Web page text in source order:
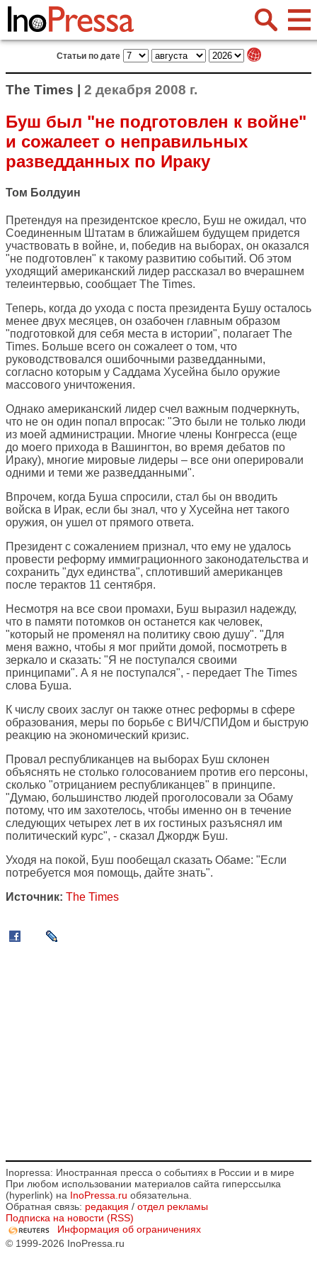
Статьи по дате
The Times | 2 декабря 2008 г.
Буш был "не подготовлен к войне"
и сожалеет о неправильных
разведданных по Ираку
Том Болдуин
Претендуя на президентское кресло, Буш не ожидал, что
Соединенным Штатам в ближайшем будущем придется
участвовать в войне, и, победив на выборах, он оказался
"не подготовлен" к такому развитию событий. Об этом
уходящий американский лидер рассказал во вчерашнем
телеинтервью, сообщает The Times.
Теперь, когда до ухода с поста президента Бушу осталось
менее двух месяцев, он озабочен главным образом
"подготовкой для себя места в истории", полагает The
Times. Больше всего он сожалеет о том, что
руководствовался ошибочными разведданными,
согласно которым у Саддама Хусейна было оружие
массового уничтожения.
Однако американский лидер счел важным подчеркнуть,
что не он один попал впросак: "Это были не только люди
из моей администрации. Многие члены Конгресса (еще
до моего прихода в Вашингтон, во время дебатов по
Ираку), многие мировые лидеры – все они оперировали
одними и теми же разведданными".
Впрочем, когда Буша спросили, стал бы он вводить
войска в Ирак, если бы знал, что у Хусейна нет такого
оружия, он ушел от прямого ответа.
Президент с сожалением признал, что ему не удалось
провести реформу иммиграционного законодательства и
сохранить "дух единства", сплотивший американцев
после терактов 11 сентября.
Несмотря на все свои промахи, Буш выразил надежду,
что в памяти потомков он останется как человек,
"который не променял на политику свою душу". "Для
меня важно, чтобы я мог прийти домой, посмотреть в
зеркало и сказать: "Я не поступался своими
принципами". А я не поступался", - передает The Times
слова Буша.
К числу своих заслуг он также отнес реформы в сфере
образования, меры по борьбе с ВИЧ/СПИДом и быструю
реакцию на экономический кризис.
Провал республиканцев на выборах Буш склонен
объяснять не столько голосованием против его персоны,
сколько "отрицанием республиканцев" в принципе.
"Думаю, большинство людей проголосовали за Обаму
потому, что им захотелось, чтобы именно он в течение
следующих четырех лет в их гостиных разъяснял им
политический курс", - сказал Джордж Буш.
Уходя на покой, Буш пообещал сказать Обаме: "Если
потребуется моя помощь, дайте знать".
Источник: The Times
Inopressa: Иностранная пресса о событиях в России и в мире
При любом использовании материалов сайта гиперссылка
(hyperlink) на InoPressa.ru обязательна.
Обратная связь: редакция / отдел рекламы
Подписка на новости (RSS)
Информация об ограничениях
© 1999-2026 InoPressa.ru